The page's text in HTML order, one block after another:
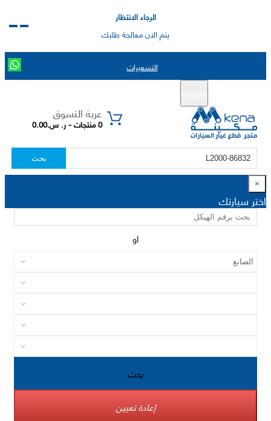
الرجاء الانتظار
يتم الان معالجة طلبك
التسعيرات
عربة التسوق
0 منتجات - ر. س.0.00
بحث
×
اختر سيارتك
او
بحث
إعادة تعيين